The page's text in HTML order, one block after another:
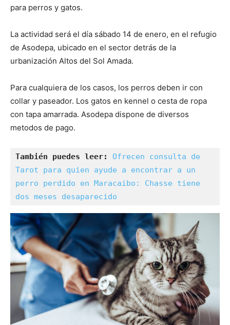
para perros y gatos.
La actividad será el día sábado 14 de enero, en el refugio
de Asodepa, ubicado en el sector detrás de la
urbanización Altos del Sol Amada.
Para cualquiera de los casos, los perros deben ir con
collar y paseador. Los gatos en kennel o cesta de ropa
con tapa amarrada. Asodepa dispone de diversos
metodos de pago.
También puedes leer: Ofrecen consulta de
Tarot para quien ayude a encontrar a un
perro perdido en Maracaibo: Chasse tiene
dos meses desaparecido